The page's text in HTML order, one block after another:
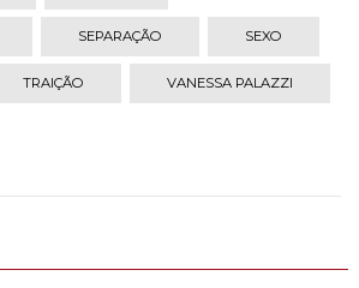
SEPARAÇÃO SEXO
TRAIÇÃO VANESSA PALAZZI